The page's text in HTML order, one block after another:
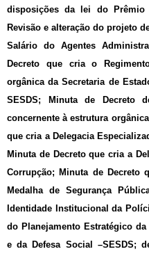
disposições da lei do Prêmio
Revisão e alteração do projeto
Salário do Agentes
Decreto que cria o
orgânica da Secretaria de
SESDS; Minuta de Decreto
concernente à estrutura
que cria a Delegacia
Minuta de Decreto que cria a
Corrupção; Minuta de Decreto
Medalha de Segurança
Identidade Institucional da
do Planejamento Estratégico
e da Defesa Social –SESDS;